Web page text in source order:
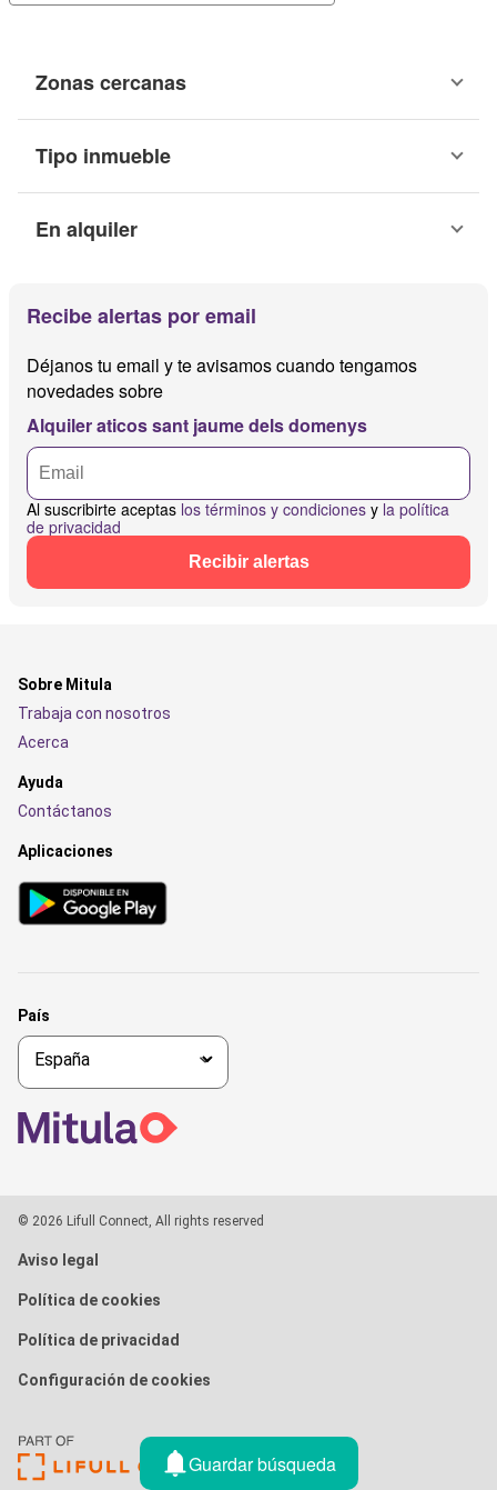
Zonas cercanas
Tipo inmueble
En alquiler
Recibe alertas por email
Déjanos tu email y te avisamos cuando tengamos
novedades sobre
Alquiler aticos sant jaume dels domenys
Al suscribirte aceptas los términos y condiciones y la política
de privacidad
Recibir alertas
Guardar búsqueda
Sobre Mitula
Trabaja con nosotros
Acerca
Ayuda
Contáctanos
Aplicaciones
País
© 2026 Lifull Connect, All rights reserved
Aviso legal
Política de cookies
Política de privacidad
Configuración de cookies